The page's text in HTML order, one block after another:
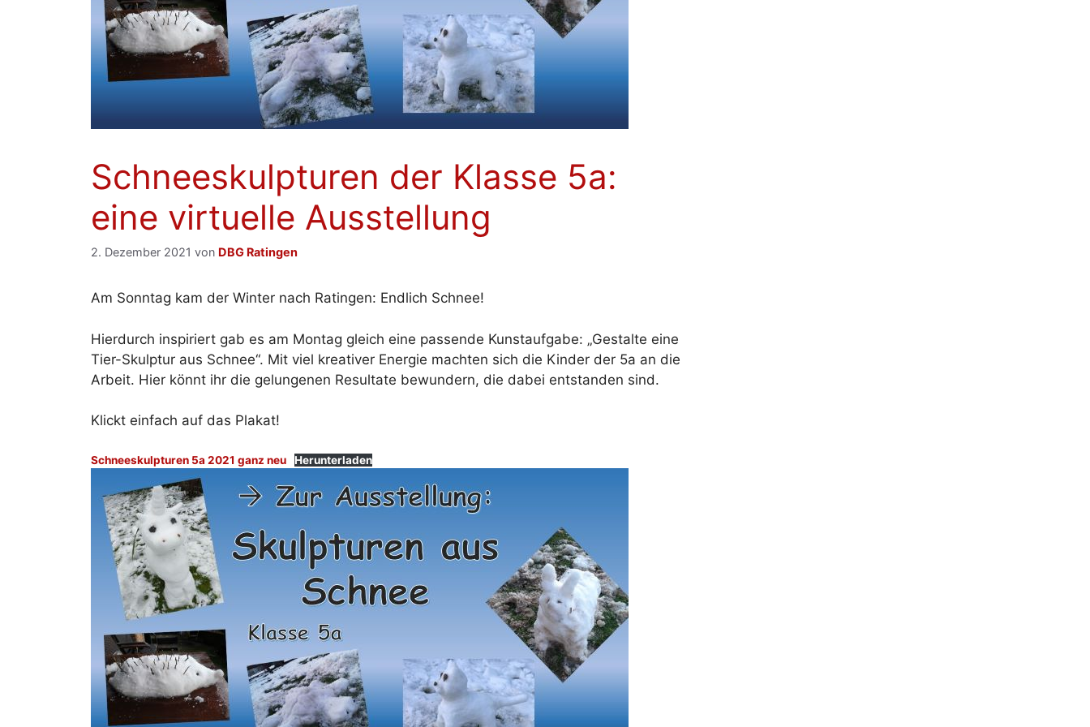
Schneeskulpturen der Klasse 5a:
eine virtuelle Ausstellung
2. Dezember 2021 von DBG Ratingen
Am Sonntag kam der Winter nach Ratingen: Endlich Schnee!
Hierdurch inspiriert gab es am Montag gleich eine passende Kunstaufgabe: „Gestalte eine
Tier-Skulptur aus Schnee“. Mit viel kreativer Energie machten sich die Kinder der 5a an die
Arbeit. Hier könnt ihr die gelungenen Resultate bewundern, die dabei entstanden sind.
Klickt einfach auf das Plakat!
Schneeskulpturen 5a 2021 ganz neu Herunterladen